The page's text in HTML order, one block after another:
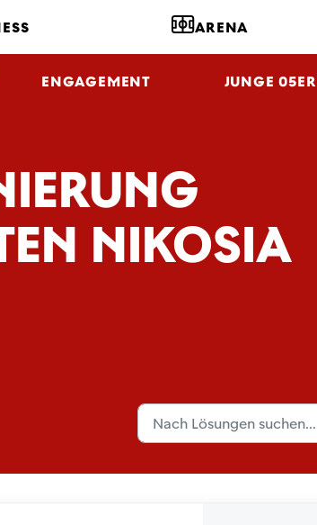
ARENA
ENGAGEMENT JUNGE 05ER
NIKOSIA